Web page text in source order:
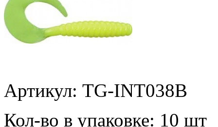
Артикул: TG-INT038B
Кол-во в упаковке: 10 шт